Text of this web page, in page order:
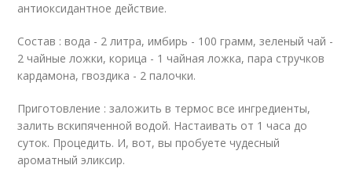
антиоксидантное действие.
Состав : вода - 2 литра, имбирь - 100 грамм, зеленый чай -
2 чайные ложки, корица - 1 чайная ложка, пара стручков
кардамона, гвоздика - 2 палочки.
Приготовление : заложить в термос все ингредиенты,
залить вскипяченной водой. Настаивать от 1 часа до
суток. Процедить. И, вот, вы пробуете чудесный
ароматный эликсир.